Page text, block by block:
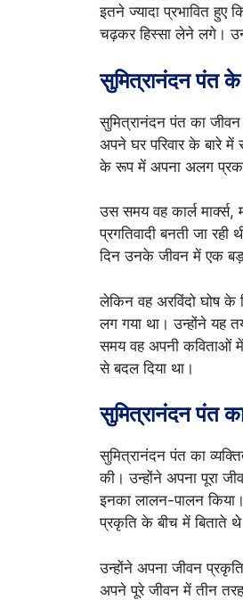
इतने ज्यादा प्रभावित
चढ़कर हिस्सा लेने लगे।
सुमित्रानंदन पंत के
सुमित्रानंदन पंत का
अपने घर परिवार के बारे
के रूप में अपना अलग
उस समय वह कार्ल मार्क्स,
प्रगतिवादी बनती जा
दिन उनके जीवन में एक
लेकिन वह अरविंदो घोष के
लग गया था। उन्होंने यह
समय वह अपनी कविताओं
से बदल दिया था।
सुमित्रानंदन पंत
सुमित्रानंदन पंत का
की। उन्होंने अपना पूरा
इनका लालन-पालन
प्रकृति के बीच में बिताते
उन्होंने अपना जीवन
अपने पूरे जीवन में तीन तरह